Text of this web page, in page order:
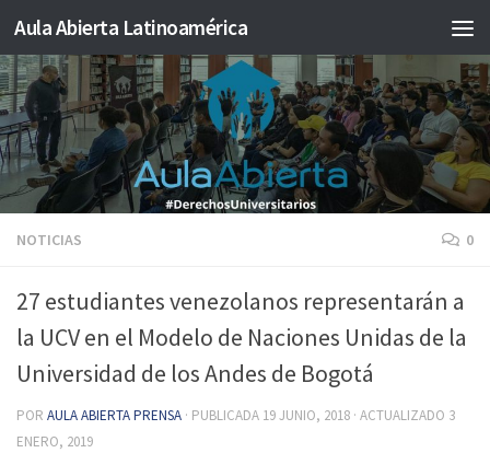
Saltar al contenido
Aula Abierta Latinoamérica
NOTICIAS 0
27 estudiantes venezolanos representarán a
la UCV en el Modelo de Naciones Unidas de la
Universidad de los Andes de Bogotá
POR AULA ABIERTA PRENSA · PUBLICADA 19 JUNIO, 2018 · ACTUALIZADO 3
ENERO, 2019